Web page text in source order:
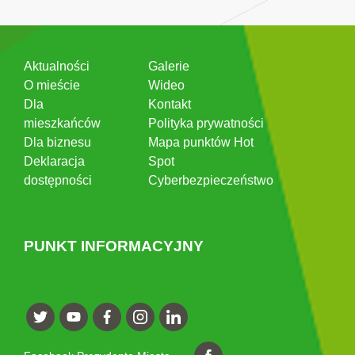
Aktualności
O mieście
Dla
mieszkańców
Dla biznesu
Deklaracja
dostępności
Galerie
Wideo
Kontakt
Polityka prywatności
Mapa punktów Hot
Spot
Cyberbezpieczeństwo
PUNKT INFORMACYJNY